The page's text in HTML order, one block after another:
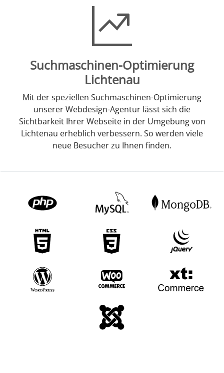
Suchmaschinen-Optimierung
Lichtenau
Mit der speziellen Suchmaschinen-Optimierung
unserer Webdesign-Agentur lässt sich die
Sichtbarkeit Ihrer Webseite in der Umgebung von
Lichtenau erheblich verbessern. So werden viele
neue Besucher zu Ihnen finden.